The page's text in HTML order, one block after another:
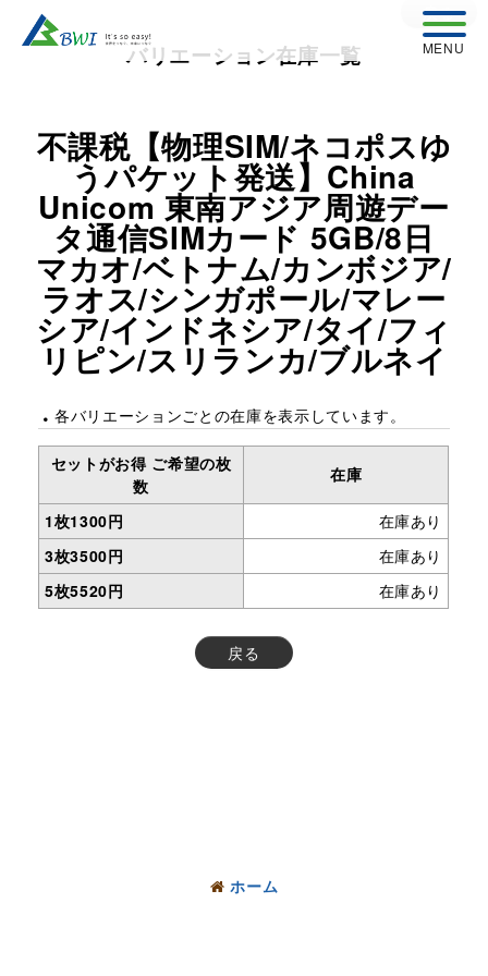
バリエーション在庫一覧
戻る
不課税【物理SIM/ネコポスゆ
うパケット発送】China
Unicom 東南アジア周遊デー
タ通信SIMカード 5GB/8日
マカオ/ベトナム/カンボジア/
ラオス/シンガポール/マレー
シア/インドネシア/タイ/フィ
リピン/スリランカ/ブルネイ
各バリエーションごとの在庫を表示しています。
セットがお得 ご希望の枚
数
在庫
1枚1300円
在庫あり
3枚3500円
在庫あり
5枚5520円
在庫あり
戻る
ホーム